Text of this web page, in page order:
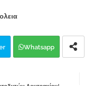
Whatsapp